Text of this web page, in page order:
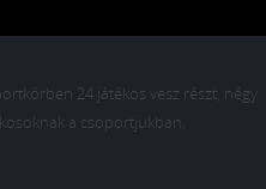
24 játékos vesz részt, négy
a csoportjukban.